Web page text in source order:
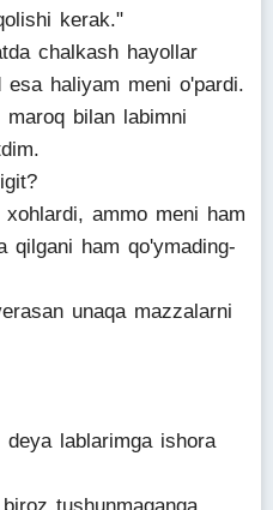
kerak."
chalkash hayollar
haliyam meni o'pardi.
bilan labimni
ammo meni ham
qilgani ham qo'ymading-
unaqa mazzalarni
lablarimga ishora